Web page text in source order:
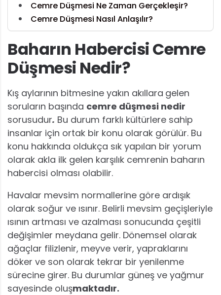
Cemre Düşmesi Ne Zaman Gerçekleşir?
Cemre Düşmesi Nasıl Anlaşılır?
Baharın Habercisi Cemre
Düşmesi Nedir?
Kış aylarının bitmesine yakın akıllara gelen
soruların başında cemre düşmesi nedir
sorusudur. Bu durum farklı kültürlere sahip
insanlar için ortak bir konu olarak görülür. Bu
konu hakkında oldukça sık yapılan bir yorum
olarak akla ilk gelen karşılık cemrenin baharın
habercisi olması olabilir.
Havalar mevsim normallerine göre ardışık
olarak soğur ve ısınır. Belirli mevsim geçişleriyle
ısının artması ve azalması sonucunda çeşitli
değişimler meydana gelir. Dönemsel olarak
ağaçlar filizlenir, meyve verir, yapraklarını
döker ve son olarak tekrar bir yenilenme
sürecine girer. Bu durumlar güneş ve yağmur
sayesinde oluşmaktadır.